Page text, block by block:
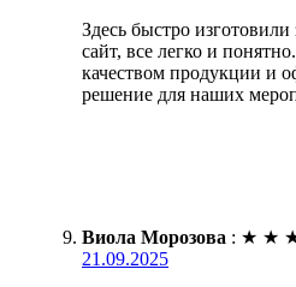
Здесь быстро изготовили
сайт, все легко и
качеством продукции и
решение для наших
Виола Морозова : ★ ★
21.09.2025